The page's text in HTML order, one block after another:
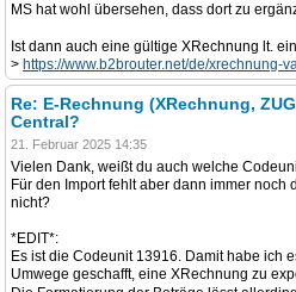
MS hat wohl übersehen, dass dort zu
Ist dann auch eine gültige XRechnung lt.
> https://www.b2brouter.net/de/xrechnung-
Re: E-Rechnung (XRechnung,
Central?
21. Februar 2025 14:35
Vielen Dank, weißt du auch welche
Für den Import fehlt aber dann immer
nicht?
*EDIT*:
Es ist die Codeunit 13916. Damit habe ich
Umwege geschafft, eine XRechnung zu